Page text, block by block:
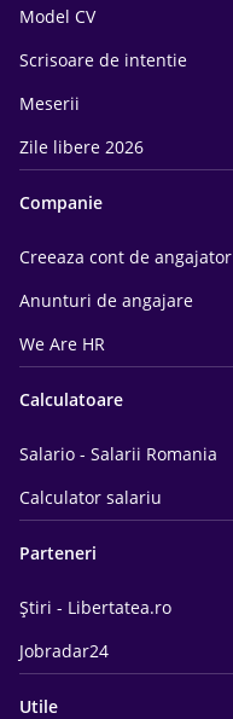
Model CV
Scrisoare de intentie
Meserii
Zile libere 2026
Companie
Creeaza cont de angajator
Anunturi de angajare
We Are HR
Calculatoare
Salario - Salarii Romania
Calculator salariu
Parteneri
Știri - Libertatea.ro
Jobradar24
Utile